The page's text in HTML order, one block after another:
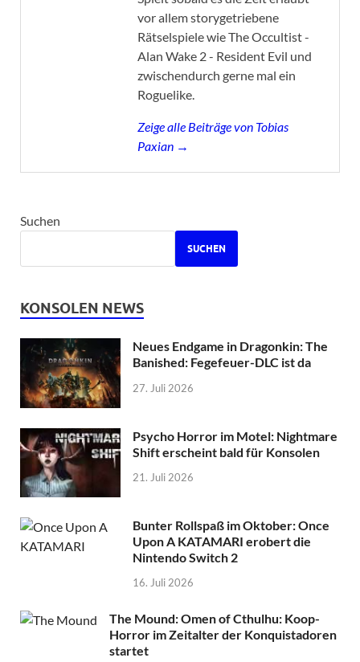
vor allem storygetriebene
Rätselspiele wie The Occultist -
Alan Wake 2 - Resident Evil und
zwischendurch gerne mal ein
Roguelike.
Zeige alle Beiträge von Tobias
Paxian →
Suchen
SUCHEN
KONSOLEN NEWS
Neues Endgame in Dragonkin: The
Banished: Fegefeuer-DLC ist da
27. Juli 2026
Psycho Horror im Motel: Nightmare
Shift erscheint bald für Konsolen
21. Juli 2026
Bunter Rollspaß im Oktober: Once
Upon A KATAMARI erobert die
Nintendo Switch 2
16. Juli 2026
The Mound: Omen of Cthulhu: Koop-
Horror im Zeitalter der Konquistadoren
startet